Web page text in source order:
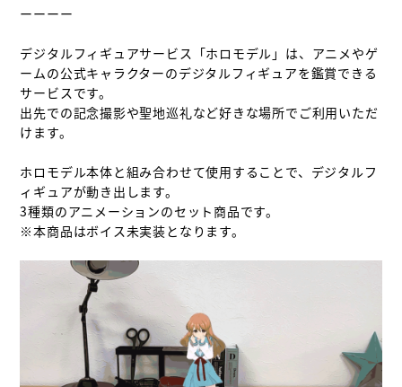
ーーーー
デジタルフィギュアサービス「ホロモデル」は、アニメやゲ
ームの公式キャラクターのデジタルフィギュアを鑑賞できる
サービスです。
出先での記念撮影や聖地巡礼など好きな場所でご利用いただ
けます。
ホロモデル本体と組み合わせて使用することで、デジタルフ
ィギュアが動き出します。
3種類のアニメーションのセット商品です。
※本商品はボイス未実装となります。